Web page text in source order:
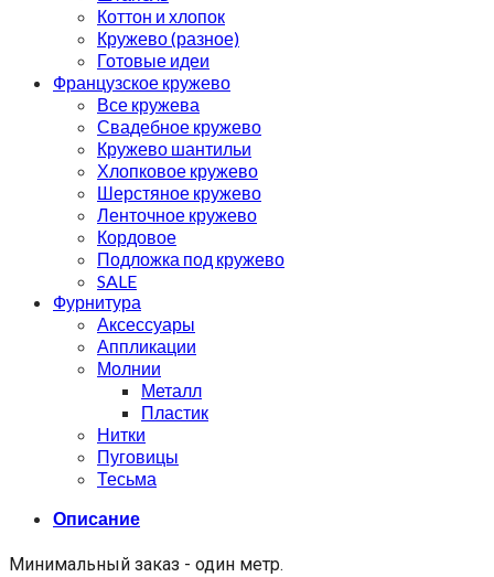
Коттон и хлопок
Кружево (разное)
Готовые идеи
Французское кружево
Все кружева
Свадебное кружево
Кружево шантильи
Хлопковое кружево
Шерстяное кружево
Ленточное кружево
Кордовое
Подложка под кружево
SALE
Фурнитура
Аксессуары
Аппликации
Молнии
Металл
Пластик
Нитки
Пуговицы
Тесьма
Описание
Минимальный заказ - один метр.